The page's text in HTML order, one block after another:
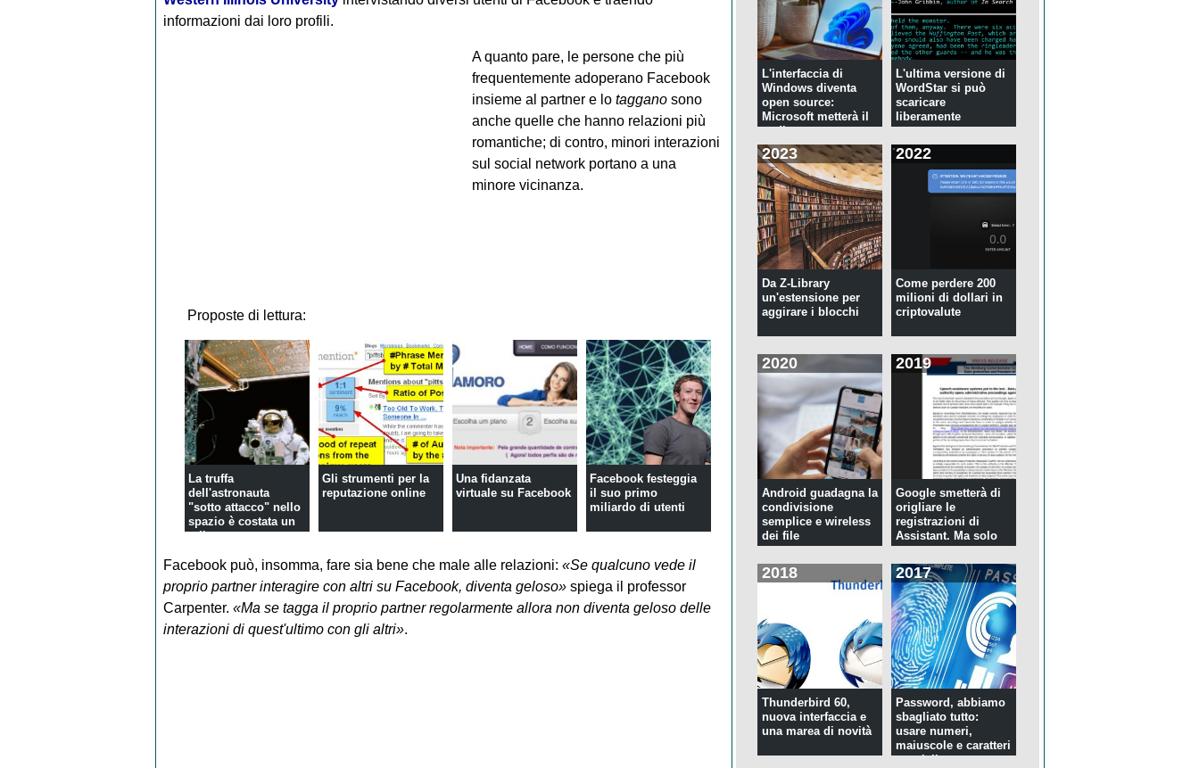
informazioni dai loro profili.
A quanto pare, le persone che più
frequentemente adoperano Facebook
insieme al partner e lo tagganosono
anche quelle che hanno relazioni più
romantiche; di contro, minori interazioni
sul social network portano a una
minore vicinanza.
Proposte di lettura:
La truffa
dell'astronauta
"sotto attacco" nello
spazio è costata un
mil...
Gli strumenti per la
reputazione online
Una fidanzata
virtuale su Facebook
Facebook festeggia
il suo primo
miliardo di utenti
Facebook può, insomma, fare sia bene che male alle relazioni: «Se qualcuno vede il
proprio partner interagire con altri su Facebook, diventa geloso»spiega il professor
Carpenter. «Ma se tagga il proprio partner regolarmente allora non diventa geloso delle
interazioni di quest'ultimo con gli altri».
L'interfaccia di
Windows diventa
open source:
Microsoft metterà il
codi...
L'ultima versione di
WordStar si può
scaricare
liberamente
2023
Da Z-Library
un'estensione per
aggirare i blocchi
2022
Come perdere 200
milioni di dollari in
criptovalute
2020
Android guadagna la
condivisione
semplice e wireless
dei file
2019
Google smetterà di
origliare le
registrazioni di
Assistant. Ma solo
per tre...
2018
Thunderbird 60,
nuova interfaccia e
una marea di novità
2017
Password, abbiamo
sbagliato tutto:
usare numeri,
maiuscole e caratteri
speciali ...